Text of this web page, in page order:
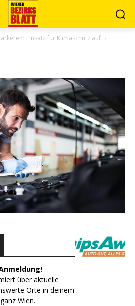
Einsatz für Klimaschutz auf
über aktuelle
Orte in deinem
Wien.